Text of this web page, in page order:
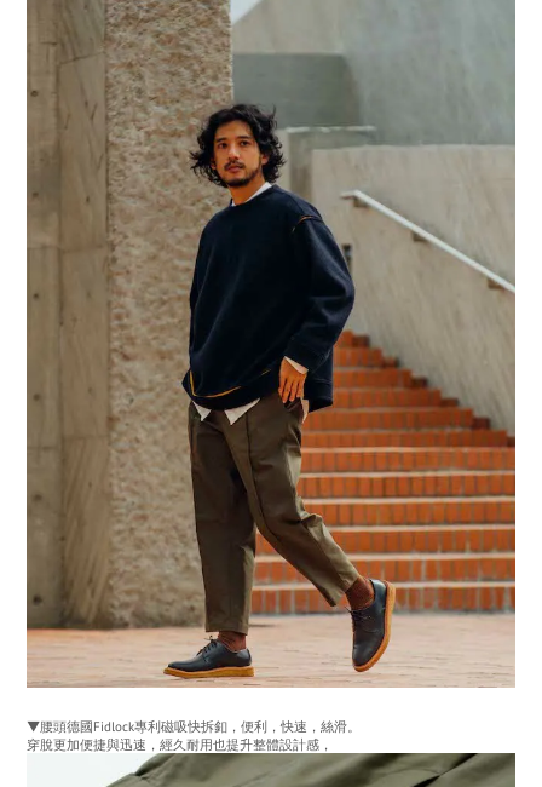
▼腰頭德國Fidlock專利磁吸快拆釦，便利，快速，絲滑。
穿脫更加便捷與迅速，經久耐用也提升整體設計感，